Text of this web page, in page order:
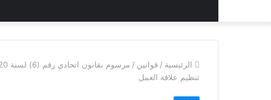
الرئيسية / قوانين /
تنظيم علاقة العمل